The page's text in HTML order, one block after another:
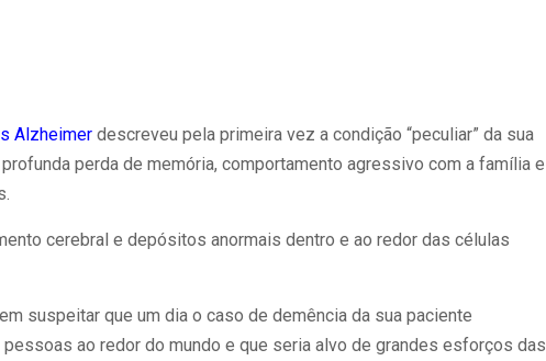
Alzheimerdescreveu pela primeira vez a condição “peculiar” da sua
perda de memória, comportamento agressivo com a família e
cerebral e depósitos anormais dentro e ao redor das células
suspeitar que um dia o caso de demência da sua paciente
ao redor do mundo e que seria alvo de grandes esforços das